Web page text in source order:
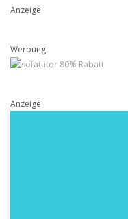
Anzeige
Werbung
Anzeige